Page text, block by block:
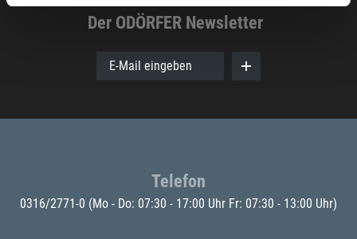
Der ODÖRFER Newsletter
E-Mail eingeben
Telefon
0316/2771-0 (Mo - Do: 07:30 - 17:00 Uhr Fr: 07:30 - 13:00 Uhr)